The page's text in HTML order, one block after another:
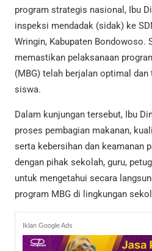
program strategis nasional, Ibu
inspeksi mendadak (sidak) ke
Wringin, Kabupaten Bondowoso.
memastikan pelaksanaan
(MBG) telah berjalan optimal
siswa.
Dalam kunjungan tersebut, Ibu
proses pembagian makanan,
serta kebersihan dan keamanan
dengan pihak sekolah, guru,
untuk mengetahui secara
program MBG di lingkungan
Iklan Google Ads